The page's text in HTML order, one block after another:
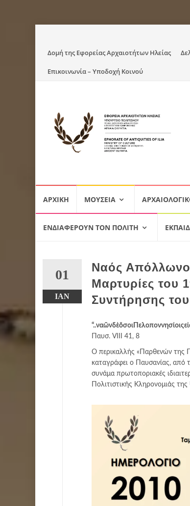
Skip
to
Δομή της Εφορείας Αρχαιοτήτων Ηλείας
Επικοινωνία – Υποδοχή Κοινού
content
ΑΡΧΙΚΉ ΜΟΥΣΕΊΑ
ΕΝΔΙΑΦΈΡΟΥΝ ΤΟΝ ΠΟΛΊΤΗ
01
ΙΑΝ
Ναός
Μαρτυρίες του
Συντήρησης
Παυσ. VIII 41, 8
Ο περικαλλής «Παρθενών της
καταγράφει ο Παυσανίας, από
συνάμα πρωτοποριακές
Πολιτιστικής Κληρονομιάς